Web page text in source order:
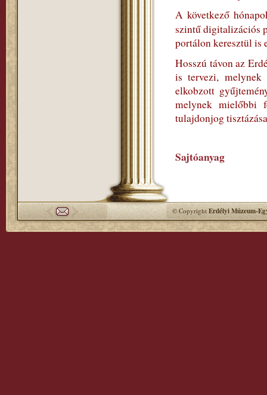
A következő
szintű digitalizációs
portálon keresztül is
Hosszú távon az
is tervezi, melynek
elkobzott
melynek mielőbbi
tulajdonjog
Sajtóanyag
© CopyrightErdélyi Múzeum-